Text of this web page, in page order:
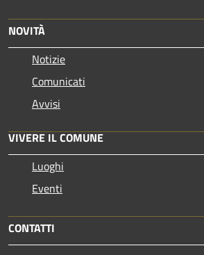
NOVITÀ
Notizie
Comunicati
Avvisi
VIVERE IL COMUNE
Luoghi
Eventi
CONTATTI